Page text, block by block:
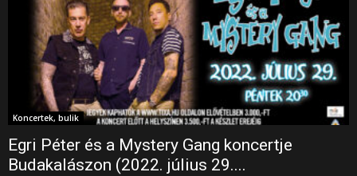
Koncertek, bulik
Egri Péter és a Mystery Gang koncertje
Budakalászon (2022. július 29....